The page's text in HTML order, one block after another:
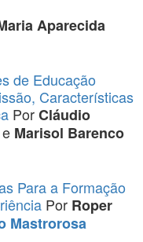
Aparecida
de Educação
Características
PorCláudio
e Marisol Barenco
Para a Formação
Por Roper
Mastrorosa